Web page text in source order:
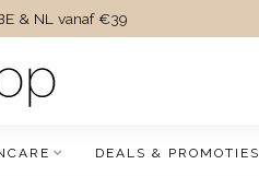
& NL vanaf €39
DEALS & PROMOTIES